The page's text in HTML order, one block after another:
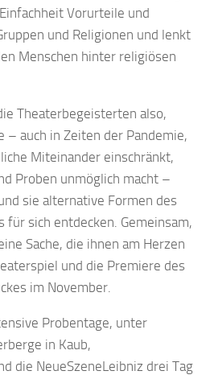
Vorurteile und
und Religionen und lenkt
Menschen hinter religiösen
Theaterbegeisterten also,
– auch in Zeiten der Pandemie,
Miteinander einschränkt,
Proben unmöglich macht –
sie alternative Formen des
für sich entdecken. Gemeinsam,
Sache, die ihnen am Herzen
und die Premiere des
im November.
Probentage, unter
in Kaub,
die NeueSzeneLeibniz drei Tag